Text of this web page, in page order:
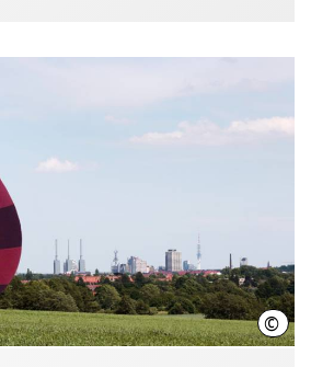
©